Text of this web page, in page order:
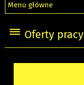
Menu główne
Oferty pracy